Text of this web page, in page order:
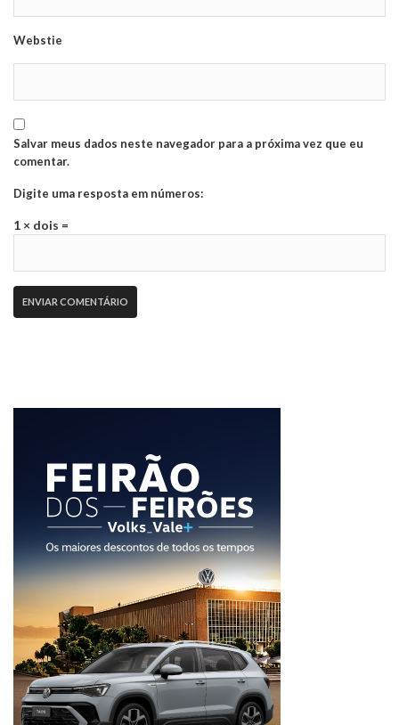
Webstie
Salvar meus dados neste navegador para a próxima vez que eu
comentar.
Digite uma resposta em números:
1 × dois =